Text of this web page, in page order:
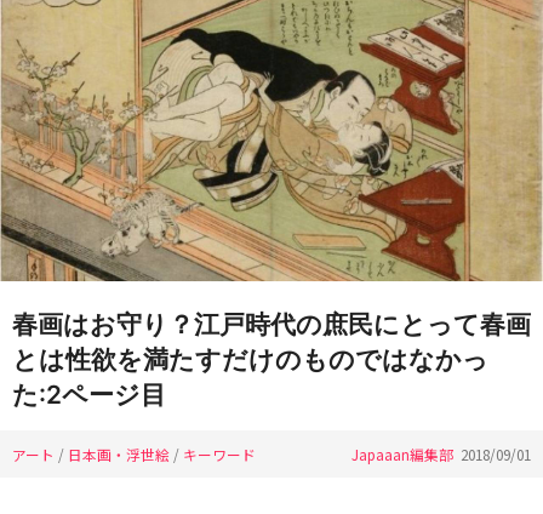
春画はお守り？江戸時代の庶民にとって春画
とは性欲を満たすだけのものではなかっ
た:2ページ目
アート / 日本画・浮世絵 / キーワード Japaaan編集部 2018/09/01